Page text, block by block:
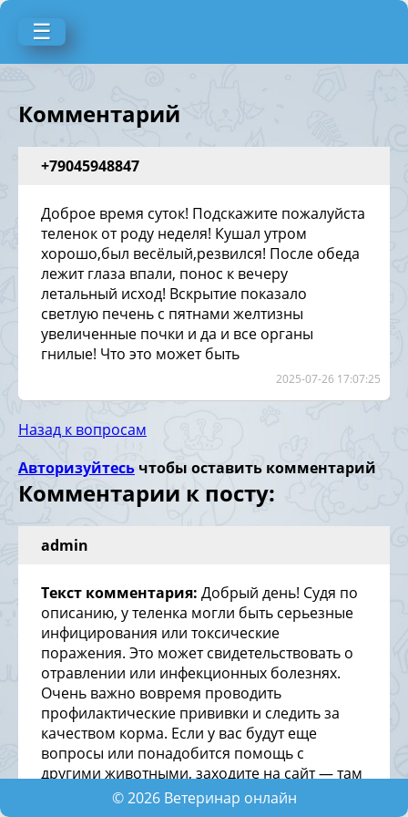
☰
Комментарий
+79045948847
2025-07-26 17:07:25
Доброе время суток! Подскажите пожалуйста
теленок от роду неделя! Кушал утром
хорошо,был весёлый,резвился! После обеда
лежит глаза впали, понос к вечеру
летальный исход! Вскрытие показало
светлую печень с пятнами желтизны
увеличенные почки и да и все органы
гнилые! Что это может быть
Назад к вопросам
Авторизуйтесь чтобы оставить комментарий
Комментарии к посту:
admin
Текст комментария: Добрый день! Судя по
описанию, у теленка могли быть серьезные
инфицирования или токсические
поражения. Это может свидетельствовать о
отравлении или инфекционных болезнях.
Очень важно вовремя проводить
профилактические прививки и следить за
качеством корма. Если у вас будут еще
вопросы или понадобится помощь с
другими животными, заходите на сайт — там
вас ждет дополнительная информация!
©2026Ветеринар онлайн